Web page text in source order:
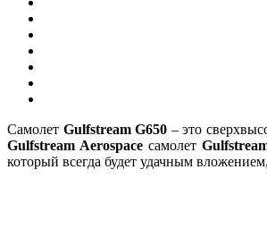
Самолет Gulfstream G650 – это
Gulfstream Aerospaceсамолет
который всегда будет удачным